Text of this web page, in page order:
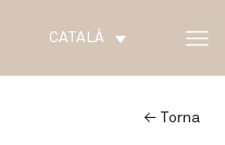
CATALÀ
← Torna